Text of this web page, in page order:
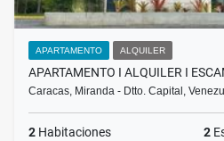
APARTAMENTO ALQUILER
APARTAMENTO I ALQUILER I
Caracas, Miranda - Dtto. Capital,
2 Habitaciones 2